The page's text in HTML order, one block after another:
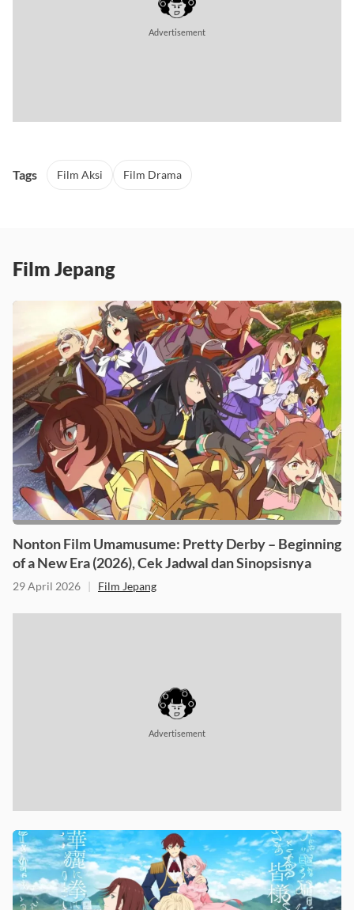
Advertisement
Tags Film Aksi Film Drama
Film Jepang
Nonton Film Umamusume: Pretty Derby – Beginning
of a New Era (2026), Cek Jadwal dan Sinopsisnya
29 April 2026 | Film Jepang
Advertisement